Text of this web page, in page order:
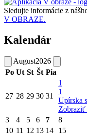
Sledujte informácie z
V OBRAZE.
Kalendár
August2026
Po Ut St Št Pia
27 28 29 30 31
1
1
Upírska
Zobraziť
3 4 5 6 7 8
10 11 12 13 14 15